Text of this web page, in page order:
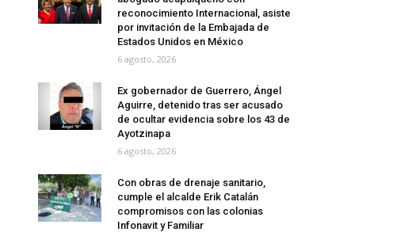
reconocimiento Internacional, asiste
por invitación de la Embajada de
Estados Unidos en México
6 agosto, 2026
Ex gobernador de Guerrero, Ángel
Aguirre, detenido tras ser acusado
de ocultar evidencia sobre los 43 de
Ayotzinapa
6 agosto, 2026
Con obras de drenaje sanitario,
cumple el alcalde Erik Catalán
compromisos con las colonias
Infonavit y Familiar